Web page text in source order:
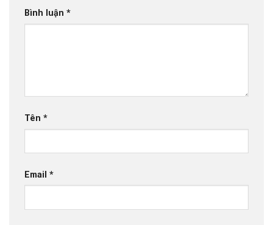
Bình luận *
Tên *
Email *